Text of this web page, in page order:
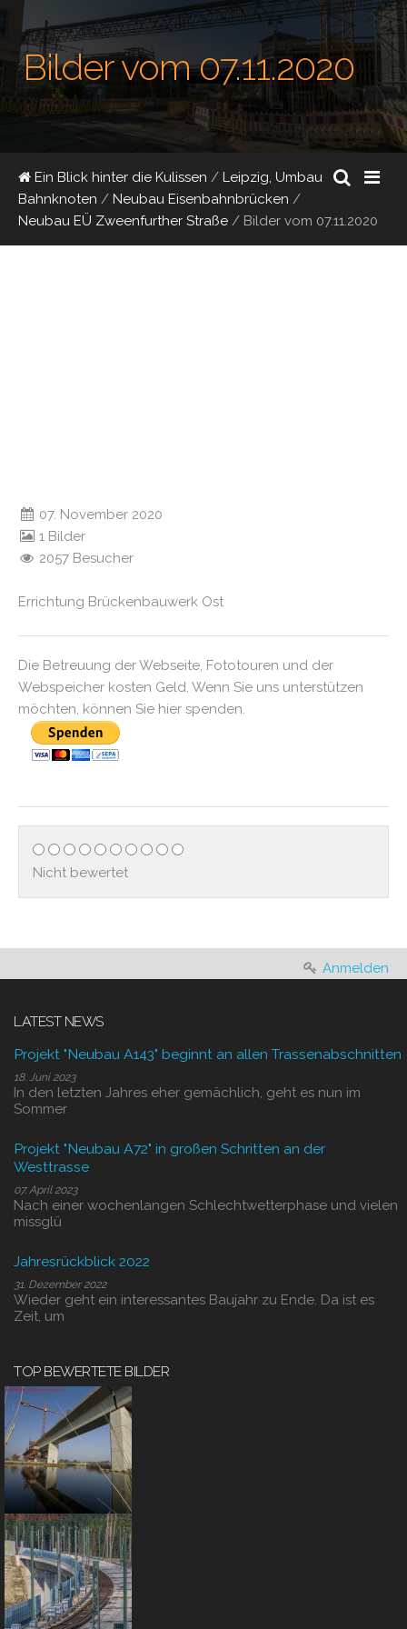
Bilder vom 07.11.2020
Ein Blick hinter die Kulissen / Leipzig, Umbau
Bahnknoten / Neubau Eisenbahnbrücken /
Neubau EÜ Zweenfurther Straße / Bilder vom 07.11.2020
07. November 2020
1 Bilder
2057 Besucher
Errichtung Brückenbauwerk Ost
Die Betreuung der Webseite, Fototouren und der
Webspeicher kosten Geld. Wenn Sie uns unterstützen
möchten, können Sie hier spenden.
Nicht bewertet
Anmelden
LATEST NEWS
Projekt "Neubau A143" beginnt an allen Trassenabschnitten
18. Juni 2023
In den letzten Jahres eher gemächlich, geht es nun im
Sommer
Projekt "Neubau A72" in großen Schritten an der
Westtrasse
07. April 2023
Nach einer wochenlangen Schlechtwetterphase und vielen
missglü
Jahresrückblick 2022
31. Dezember 2022
Wieder geht ein interessantes Baujahr zu Ende. Da ist es
Zeit, um
TOP BEWERTETE BILDER